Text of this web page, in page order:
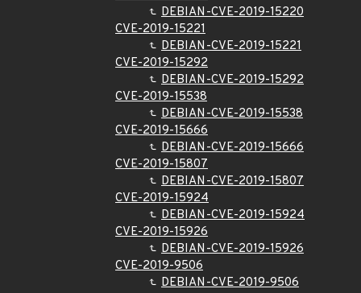
DEBIAN-CVE-2019-15220
CVE-2019-15221
DEBIAN-CVE-2019-15221
CVE-2019-15292
DEBIAN-CVE-2019-15292
CVE-2019-15538
DEBIAN-CVE-2019-15538
CVE-2019-15666
DEBIAN-CVE-2019-15666
CVE-2019-15807
DEBIAN-CVE-2019-15807
CVE-2019-15924
DEBIAN-CVE-2019-15924
CVE-2019-15926
DEBIAN-CVE-2019-15926
CVE-2019-9506
DEBIAN-CVE-2019-9506